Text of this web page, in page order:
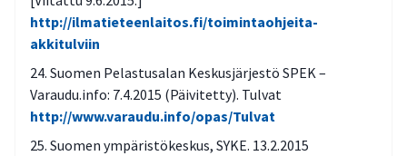
http://ilmatieteenlaitos.fi/toimintaohjeita-
akkitulviin
Suomen Pelastusalan Keskusjärjestö SPEK –
Varaudu.info: 7.4.2015 (Päivitetty). Tulvat
http://www.varaudu.info/opas/Tulvat
Suomen ympäristökeskus, SYKE. 13.2.2015